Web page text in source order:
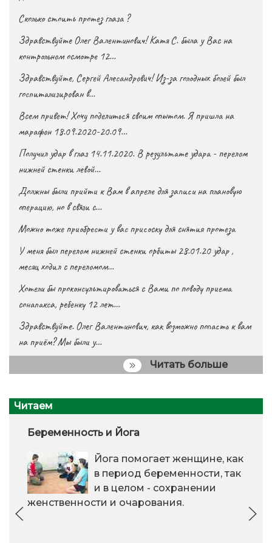
Сколько стоить протез глаза ?
Здравствуйте Олег Валентинович! Катя С. была у Вас на
контрольном осмотре 12…
Здравствуйте, Сергей Алесандрович! Из-за голодных болей был
госпитализирован в…
Всем привет! Хочу поделиться своим опытом. Я пришла на
марафон 18.09.2020-20.09…
Получил удар в глаз 14.11.2020. В результате удара - перелом
нижней стенки левой…
Должны были прийти к Вам в апреле для записи на плановую
операцию, но в связи с…
Можно тоже приобрести у вас присоску для снятия протеза
У меня был перелом нижней стенки орбиты 28.01.20 удар ,
месяц ходил с переломом…
Хотели бы проконсультироваться с Вами по поводу приема
сонапакса, ребенку 12 лет…
Здравствуйте. Олег Валентинович, как возможно попасть к вам
на приём? Мы были у…
Читать больше
Читаем
Беременность и Йога
Йога помогает женщине, как
в период беременности, так
и в целом - сохранении
женственности и очарования.